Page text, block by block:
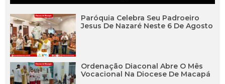
Paróquia Celebra Seu Padroeiro
Jesus De Nazaré Neste 6 De Agosto
Ordenação Diaconal Abre O Mês
Vocacional Na Diocese De Macapá